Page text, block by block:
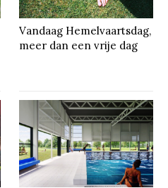
Vandaag Hemelvaartsdag,
meer dan een vrije dag